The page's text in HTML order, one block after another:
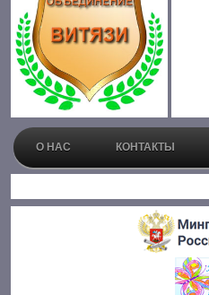
О НАС КОНТАКТЫ